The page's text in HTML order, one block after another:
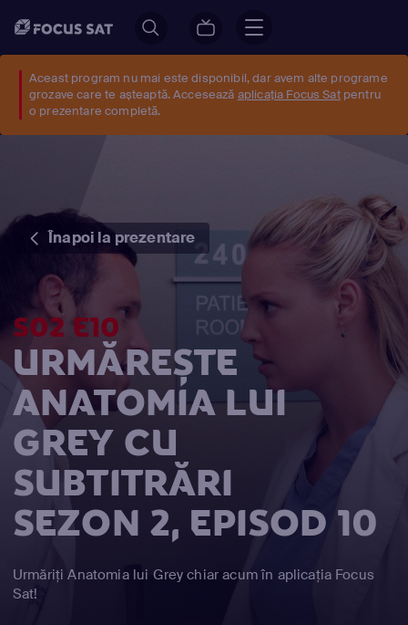
Aceast program nu mai este disponibil, dar avem alte programe
grozave care te așteaptă. Accesează aplicația Focus Satpentru
o prezentare completă.
Înapoi la prezentare
S02 E10
URMĂREȘTE
ANATOMIA LUI
GREY CU
SUBTITRĂRI
SEZON 2, EPISOD 10
Urmăriți Anatomia lui Grey chiar acum în aplicația Focus
Sat!